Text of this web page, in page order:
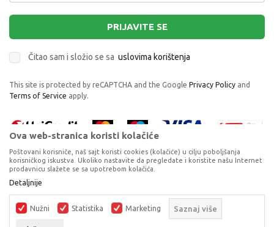
CCS: CREATURE CASES-POMICNA FIGURICA
4PK
KOLEKCIONARSKE FIGURE I SETOVI
PRIJAVITE SE
Čitao sam i složio se sa uslovima korištenja
This site is protected by reCAPTCHA and the Google Privacy Policy and
Terms of Service apply.
Proizvode na sajtu nastojimo da opišemo što je preciznije moguće, ali ne
možemo garantovati da su svi podaci i fotografije, navedeni u okrviru
proizvoda, u potpunosti kompletni i bez grešaka. Svi artikli prikazani na
sajtu su dio naše ponude, ali ne podrazumijeva da su dostupni u svakom
Ova web-stranica koristi kolačiće
Poštovani korisniče, naš sajt koristi cookies (kolačiće) u cilju poboljšanja
korisničkog iskustva. Ukoliko nastavite da pregledate i koristite našu Internet
prodavnicu slažete se sa upotrebom kolačića.
Detaljnije
Nužni Statistika Marketing Saznaj više